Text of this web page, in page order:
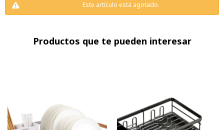
Este artículo está agotado.
Productos que te pueden interesar